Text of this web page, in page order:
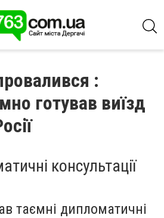
:
готував виїзд
консультації
таємні дипломатичні